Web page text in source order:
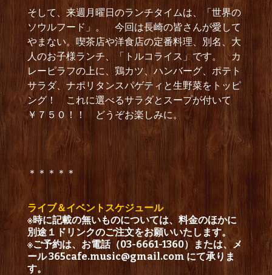
そして、来週月曜日のランチタイムは、「世界の
ソウルフード」。 今回は長崎の皆さんが愛して
やまない。喫茶店や洋食店の定番料理、別名、大
人のお子様ランチ、「トルコライス」です。 カ
レーピラフの上に、鶏カツ、ハンバーグ、ポテト
サラダ、ナポリタンスパゲティと生野菜をトッピ
ング！ これに選べるサラダとスープが付いて
￥７５０！！ どうぞお楽しみに。
＊＊＊＊＊
ライブ＆イベントスケジュール
※時に記載の無いものについては、料金のほかに
別途１ドリンクのご注文をお願いいたします。
※ご予約は、お電話（03-6661-1360）または、メ
ール365cafe.music@gmail.comにて承りま
す。